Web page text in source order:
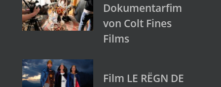
Dokumentarfim
von Colt Fines
Films
Film LE RËGN DE